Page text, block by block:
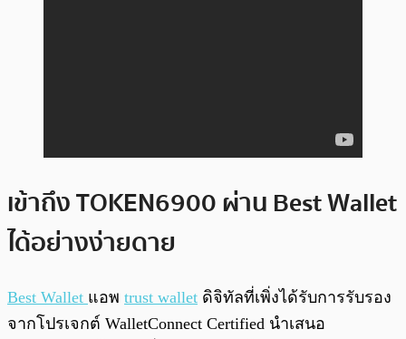
เข้าถึง TOKEN6900 ผ่าน Best Wallet
ได้อย่างง่ายดาย
Best Wallet แอพ trust wallet ดิจิทัลที่เพิ่งได้รับการรับรอง
จากโปรเจกต์ WalletConnect Certified นำเสนอ